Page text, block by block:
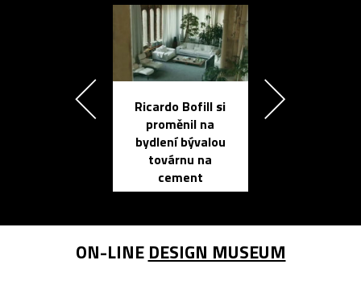
Ricardo Bofill si
proměnil na
bydlení bývalou
továrnu na
cement
ON-LINE DESIGN MUSEUM